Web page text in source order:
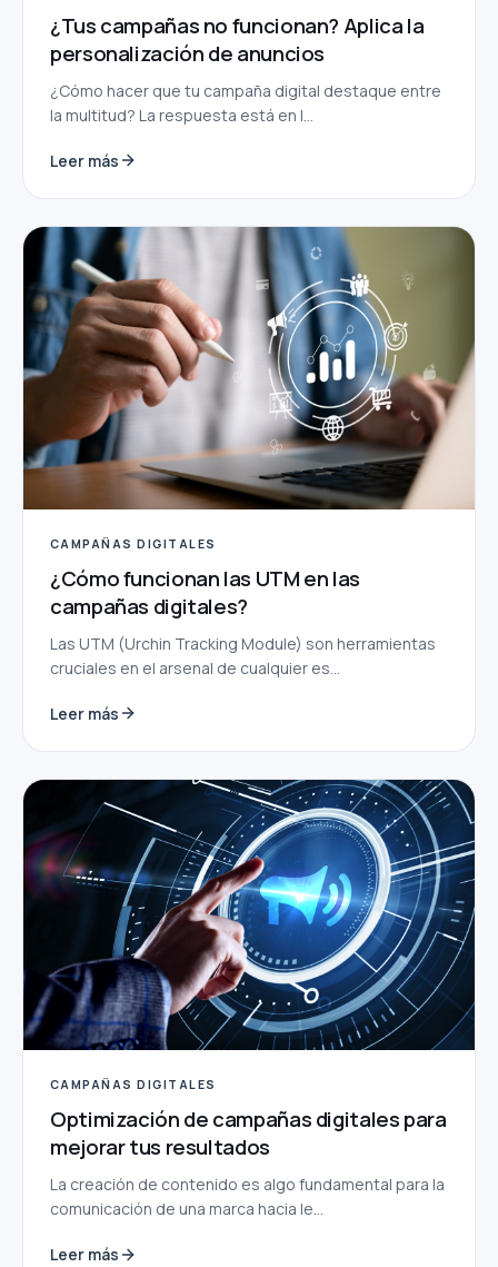
¿Tus campañas no funcionan? Aplica la
personalización de anuncios
¿Cómo hacer que tu campaña digital destaque entre
la multitud? La respuesta está en l...
Leer más
CAMPAÑAS DIGITALES
¿Cómo funcionan las UTM en las
campañas digitales?
Las UTM (Urchin Tracking Module) son herramientas
cruciales en el arsenal de cualquier es...
Leer más
CAMPAÑAS DIGITALES
Optimización de campañas digitales para
mejorar tus resultados
La creación de contenido es algo fundamental para la
comunicación de una marca hacia le...
Leer más